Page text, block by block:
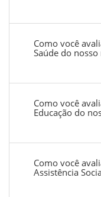
Como você
Saúde do
Como você
Educação do
Como você
Assistência